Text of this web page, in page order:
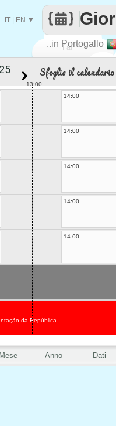
Fai
..in Portogallo
IT| EN ▼
Anno Dati
Sfoglia il calendario
13:00
14:00
14:00
14:00
14:00
14:00
da República